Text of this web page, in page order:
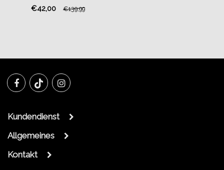
€42,00 €139,99
Kundendienst
Allgemeines
Kontakt